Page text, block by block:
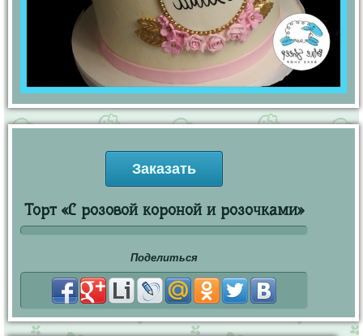
Заказать
Торт «С розовой короной и розочками»
Поделиться